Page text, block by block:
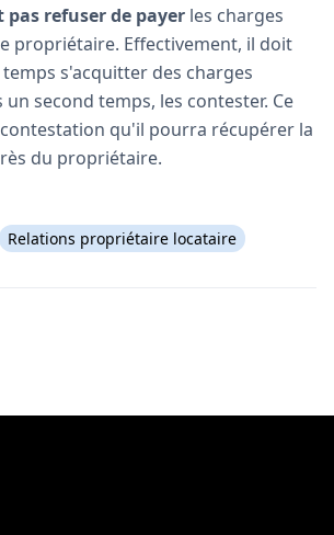
pas refuser de payer les charges
propriétaire. Effectivement, il doit
s'acquitter des charges
un second temps, les contester. Ce
qu'il pourra récupérer la
du propriétaire.
Relations propriétaire locataire